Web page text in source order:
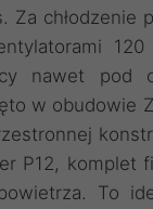
Za chłodzenie
120
nawet pod
w obudowie
P12, komplet
To